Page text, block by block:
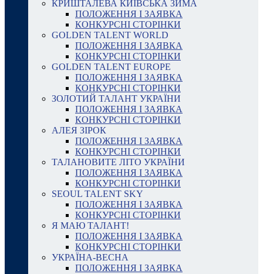
КРИШТАЛЕВА КИЇВСЬКА ЗИМА
ПОЛОЖЕННЯ І ЗАЯВКА
КОНКУРСНІ СТОРІНКИ
GOLDEN TALENT WORLD
ПОЛОЖЕННЯ І ЗАЯВКА
КОНКУРСНІ СТОРІНКИ
GOLDEN TALENT EUROPE
ПОЛОЖЕННЯ І ЗАЯВКА
КОНКУРСНІ СТОРІНКИ
ЗОЛОТИЙ ТАЛАНТ УКРАЇНИ
ПОЛОЖЕННЯ І ЗАЯВКА
КОНКУРСНІ СТОРІНКИ
АЛЕЯ ЗІРОК
ПОЛОЖЕННЯ І ЗАЯВКА
КОНКУРСНІ СТОРІНКИ
ТАЛАНОВИТЕ ЛІТО УКРАЇНИ
ПОЛОЖЕННЯ І ЗАЯВКА
КОНКУРСНІ СТОРІНКИ
SEOUL TALENT SKY
ПОЛОЖЕННЯ І ЗАЯВКА
КОНКУРСНІ СТОРІНКИ
Я МАЮ ТАЛАНТ!
ПОЛОЖЕННЯ І ЗАЯВКА
КОНКУРСНІ СТОРІНКИ
УКРАЇНА-ВЕСНА
ПОЛОЖЕННЯ І ЗАЯВКА